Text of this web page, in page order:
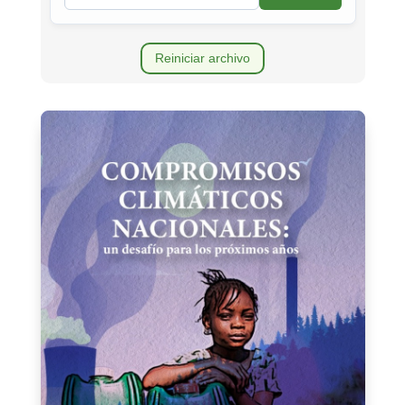
Reiniciar archivo